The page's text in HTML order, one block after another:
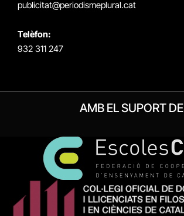
publicitat@periodismeplural.cat
Telèfon:
932 311 247
AMB EL SUPORT DE